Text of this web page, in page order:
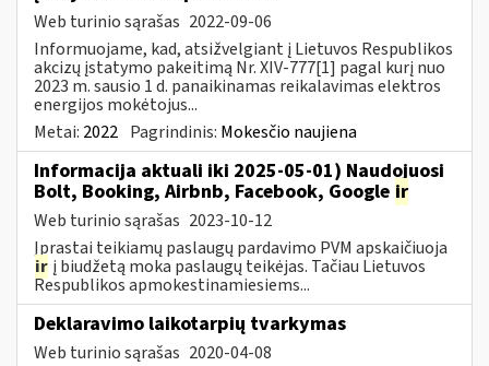
Web turinio sąrašas 2022-09-06
Informuojame, kad, atsižvelgiant į Lietuvos Respublikos
akcizų įstatymo pakeitimą Nr. XIV-777[1] pagal kurį nuo
2023 m. sausio 1 d. panaikinamas reikalavimas elektros
energijos mokėtojus...
Metai: 2022 Pagrindinis: Mokesčio naujiena
Informacija aktuali iki 2025-05-01) Naudojuosi
Bolt, Booking, Airbnb, Facebook, Google ir
Web turinio sąrašas 2023-10-12
Įprastai teikiamų paslaugų pardavimo PVM apskaičiuoja
ir į biudžetą moka paslaugų teikėjas. Tačiau Lietuvos
Respublikos apmokestinamiesiems...
Deklaravimo laikotarpių tvarkymas
Web turinio sąrašas 2020-04-08